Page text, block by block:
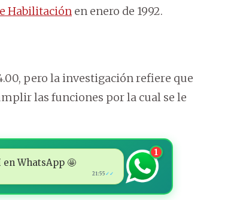
Habilitación en enero de 1992.
pero la investigación refiere que
las funciones por la cual se le
WhatsApp 🤩
21:55 ✓✓
1